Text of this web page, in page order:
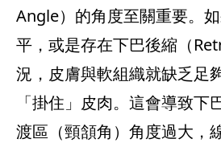
Angle）的角度至關重要。
平，或是存在下巴後縮（
況，皮膚與軟組織就缺乏足
「掛住」皮肉。這會導致下
渡區（頸頷角）角度過大，